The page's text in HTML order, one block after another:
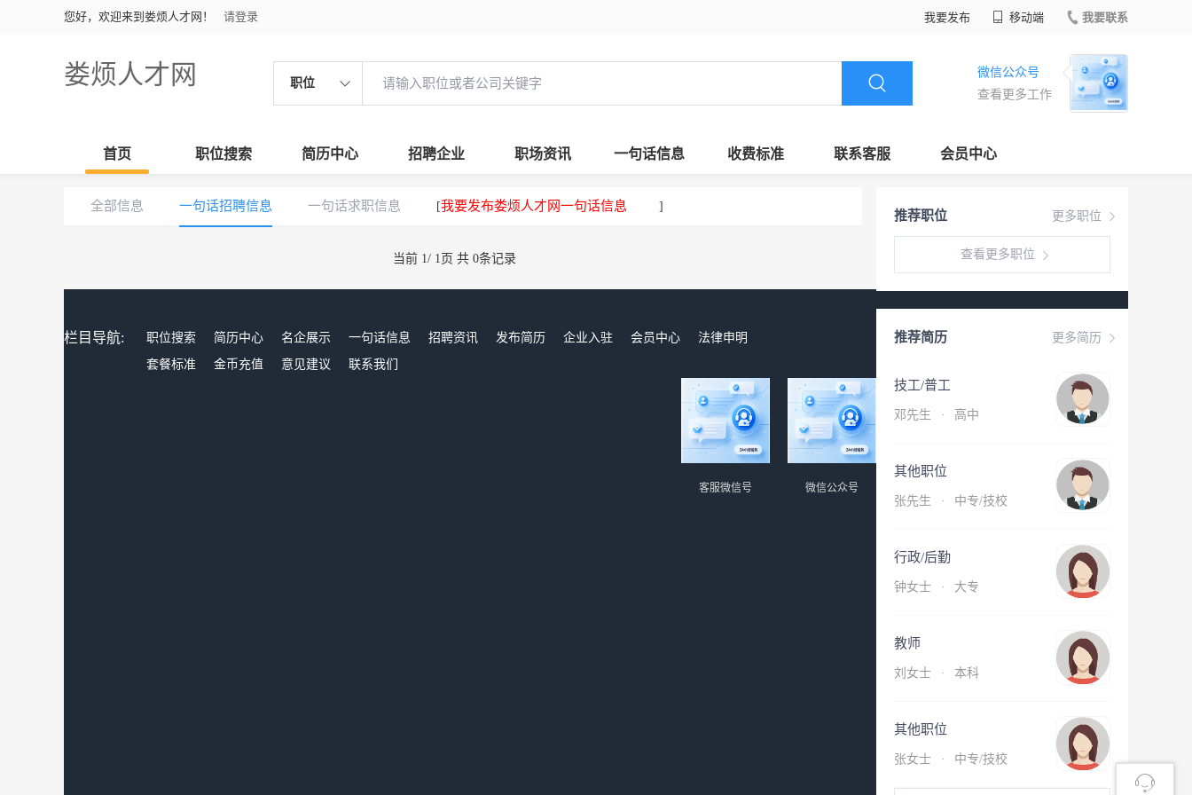
您好，欢迎来到娄烦人才网！ 请登录 我要发布 移动端 我要联系
娄烦人才网 职位
微信公众号
查看更多工作
首页 职位搜索 简历中心 招聘企业 职场资讯 一句话信息 收费标准 联系客服 会员中心
更多职位
推荐职位
查看更多职位
更多简历
推荐简历
技工/普工
邓先生 · 高中
其他职位
张先生 · 中专/技校
行政/后勤
钟女士 · 大专
教师
刘女士 · 本科
其他职位
张女士 · 中专/技校
全部信息 一句话招聘信息 一句话求职信息 [我要发布娄烦人才网一句话信息 ]
当前 1/ 1页 共 0条记录
栏目导航: 职位搜索 简历中心 名企展示 一句话信息 招聘资讯 发布简历 企业入驻 会员中心
法律申明
套餐标准
金币充值 意见建议 联系我们
微信公众号
客服微信号